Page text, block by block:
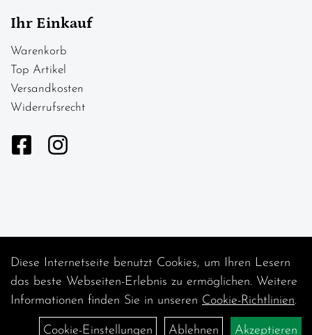
Ihr Einkauf
Warenkorb
Top Artikel
Versandkosten
Widerrufsrecht
Diese Internetseite benutzt Cookies, um Ihren Lesern
das beste Webseiten-Erlebnis zu ermöglichen. Weitere
Informationen finden Sie in unseren Cookie-Richtlinien.
Cookie-Einstellungen Ablehnen Akzeptieren
Auftrag widerrufen